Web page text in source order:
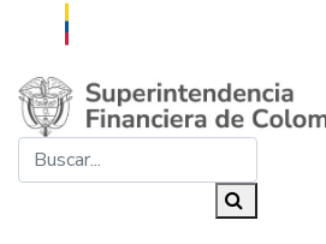
Saltar al contenido principal